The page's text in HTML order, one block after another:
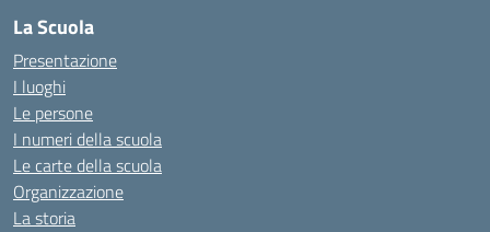
La Scuola
Presentazione
I luoghi
Le persone
I numeri della scuola
Le carte della scuola
Organizzazione
La storia